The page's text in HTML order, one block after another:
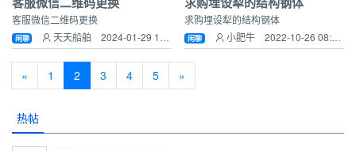
客服微信二维码更换
闲聊 天天船舶 2024-01-29 12:58:58
求购埋设犁的结构钢体
闲聊 小肥牛 2022-10-26 08:51:41
« 1 2 3 4 5 »
热帖